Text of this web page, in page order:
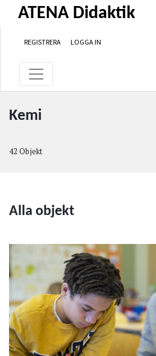
Hoppa till huvudinnehåll
Hoppa till primär navigationsmeny
Hoppa till sidfot
ATENA Didaktik
REGISTRERA LOGGA IN
Kemi
42 Objekt
Alla objekt